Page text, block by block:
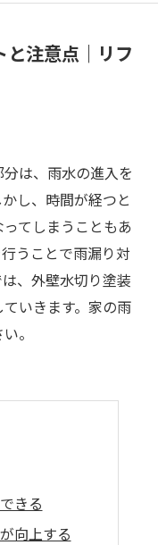
注意点｜リフ
は、雨水の進入を
し、時間が経つと
てしまうこともあ
うことで雨漏り対
、外壁水切り塗装
いきます。家の雨
。
きる
向上する